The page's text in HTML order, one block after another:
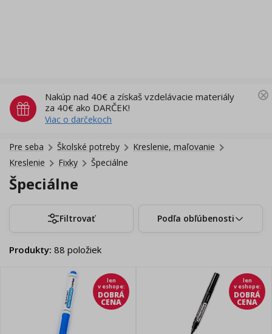
Nakúp nad 40€ a získaš vzdelávacie materiály
za 40€ ako DARČEK!
Viac o darčekoch
Pre seba Školské potreby
Kreslenie, maľovanie
Kreslenie
Fixky Špeciálne
Špeciálne
Filtrovať Podľa obľúbenosti
Produkty: 88 položiek
len
v eshope:
DOBRÁ
CENA
len
v eshope:
DOBRÁ
CENA